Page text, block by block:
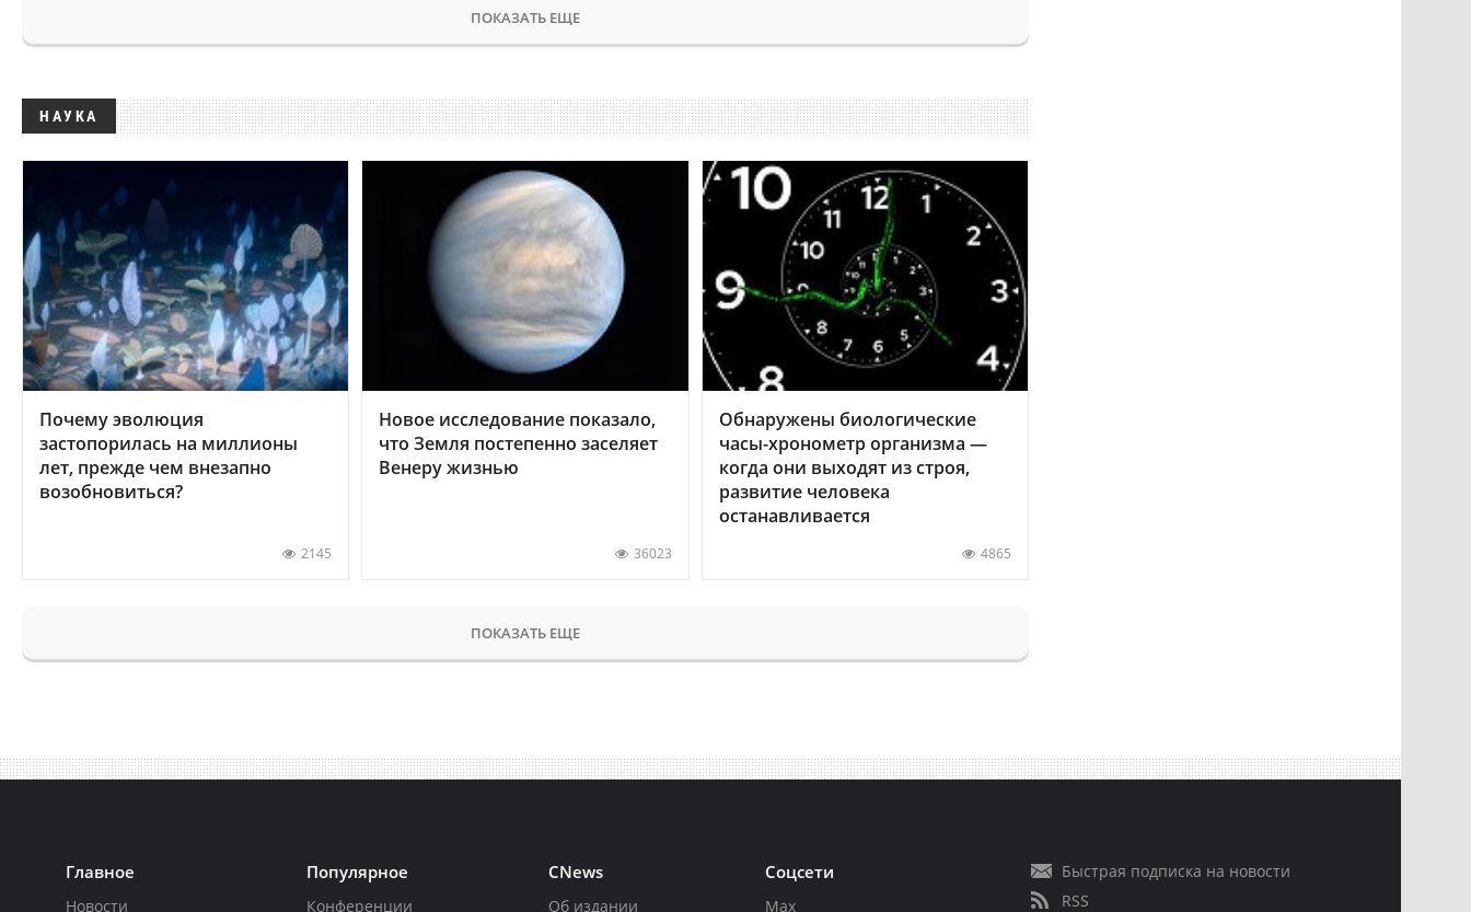
ПОКАЗАТЬ ЕЩЕ
НАУКА
Почему эволюция
застопорилась на миллионы
лет, прежде чем внезапно
возобновиться?
2145
Новое исследование показало,
что Земля постепенно заселяет
Венеру жизнью
36023
Обнаружены биологические
часы-хронометр организма —
когда они выходят из строя,
развитие человека
останавливается
4865
ПОКАЗАТЬ ЕЩЕ
Главное
Новости
Популярное
Конференции
CNews
Об издании
Соцсети
Max
Быстрая подписка на новости
RSS